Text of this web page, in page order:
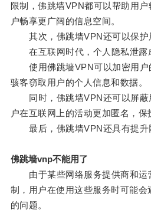
限制，佛跳墙VPN都可以帮助用
户畅享更广阔的信息空间。
其次，佛跳墙VPN还可以保护
在互联网时代，个人隐私泄露
使用佛跳墙VPN可以加密用户
骇客窃取用户的个人信息和数据。
同时，佛跳墙VPN还可以屏蔽
户在互联网上的活动更加匿名，保
最后，佛跳墙VPN还具有提升
佛跳墙vnp不能用了
由于某些网络服务提供商和运
制，用户在使用这些服务时可能
的问题。